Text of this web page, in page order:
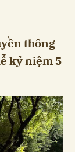
thông
kỷ niệm 5